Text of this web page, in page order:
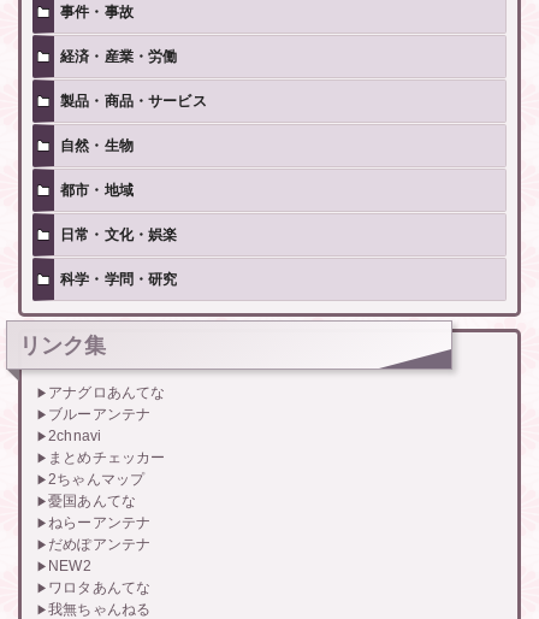
事件・事故
経済・産業・労働
製品・商品・サービス
自然・生物
都市・地域
日常・文化・娯楽
科学・学問・研究
リンク集
アナグロあんてな
ブルーアンテナ
2chnavi
まとめチェッカー
2ちゃんマップ
憂国あんてな
ねらーアンテナ
だめぽアンテナ
NEW2
ワロタあんてな
我無ちゃんねる